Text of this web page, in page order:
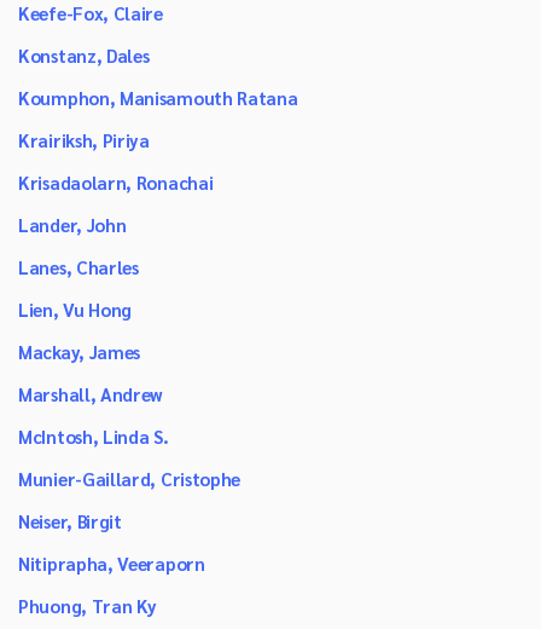
Keefe-Fox, Claire
Konstanz, Dales
Koumphon, Manisamouth Ratana
Krairiksh, Piriya
Krisadaolarn, Ronachai
Lander, John
Lanes, Charles
Lien, Vu Hong
Mackay, James
Marshall, Andrew
McIntosh, Linda S.
Munier-Gaillard, Cristophe
Neiser, Birgit
Nitiprapha, Veeraporn
Phuong, Tran Ky